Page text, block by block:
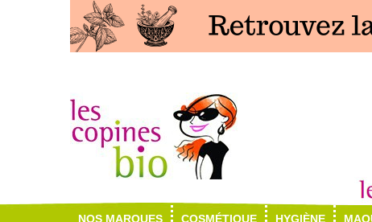
NOS MARQUES COSMÉTIQUE HYGIÈNE